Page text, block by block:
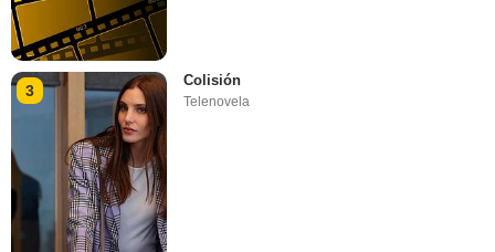
3
Colisión
Telenovela